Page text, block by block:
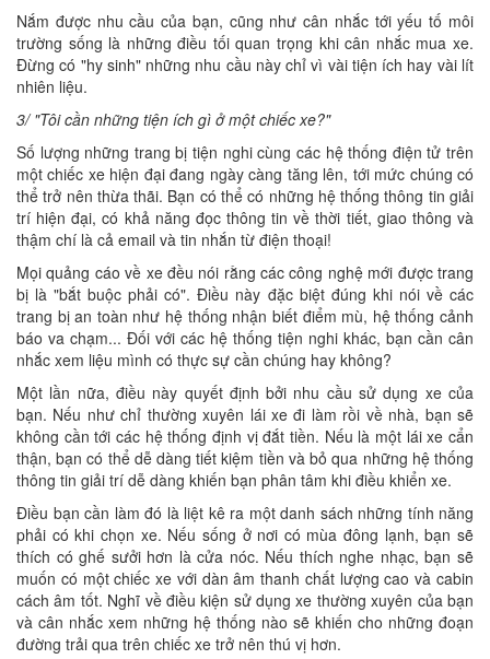
Nắm được nhu cầu của bạn, cũng như cân nhắc tới yếu tố môi
trường sống là những điều tối quan trọng khi cân nhắc mua xe.
Đừng có "hy sinh" những nhu cầu này chỉ vì vài tiện ích hay vài lít
nhiên liệu.
3/ "Tôi cần những tiện ích gì ở một chiếc xe?"
Số lượng những trang bị tiện nghi cùng các hệ thống điện tử trên
một chiếc xe hiện đại đang ngày càng tăng lên, tới mức chúng có
thể trở nên thừa thãi. Bạn có thể có những hệ thống thông tin giải
trí hiện đại, có khả năng đọc thông tin về thời tiết, giao thông và
thậm chí là cả email và tin nhắn từ điện thoại!
Mọi quảng cáo về xe đều nói rằng các công nghệ mới được trang
bị là "bắt buộc phải có". Điều này đặc biệt đúng khi nói về các
trang bị an toàn như hệ thống nhận biết điểm mù, hệ thống cảnh
báo va chạm... Đối với các hệ thống tiện nghi khác, bạn cần cân
nhắc xem liệu mình có thực sự cần chúng hay không?
Một lần nữa, điều này quyết định bởi nhu cầu sử dụng xe của
bạn. Nếu như chỉ thường xuyên lái xe đi làm rồi về nhà, bạn sẽ
không cần tới các hệ thống định vị đắt tiền. Nếu là một lái xe cẩn
thận, bạn có thể dễ dàng tiết kiệm tiền và bỏ qua những hệ thống
thông tin giải trí dễ dàng khiến bạn phân tâm khi điều khiển xe.
Điều bạn cần làm đó là liệt kê ra một danh sách những tính năng
phải có khi chọn xe. Nếu sống ở nơi có mùa đông lạnh, bạn sẽ
thích có ghế sưởi hơn là cửa nóc. Nếu thích nghe nhạc, bạn sẽ
muốn có một chiếc xe với dàn âm thanh chất lượng cao và cabin
cách âm tốt. Nghĩ về điều kiện sử dụng xe thường xuyên của bạn
và cân nhắc xem những hệ thống nào sẽ khiến cho những đoạn
đường trải qua trên chiếc xe trở nên thú vị hơn.